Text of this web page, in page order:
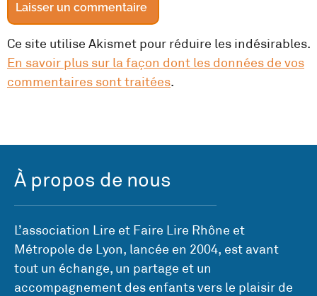
Ce site utilise Akismet pour réduire les indésirables.
En savoir plus sur la façon dont les données de vos
commentaires sont traitées.
À propos de nous
L’association Lire et Faire Lire Rhône et
Métropole de Lyon, lancée en 2004, est avant
tout un échange, un partage et un
accompagnement des enfants vers le plaisir de